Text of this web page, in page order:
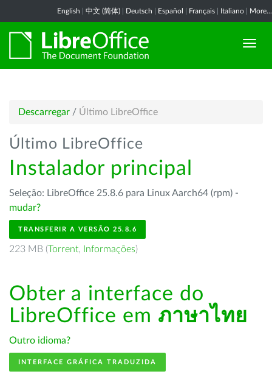
English 中文 (简体) Deutsch Español Français Italiano More...
Descarregar / Último LibreOffice
Último LibreOffice
Instalador principal
Seleção: LibreOffice 25.8.6 para Linux Aarch64 (rpm) -
mudar?
TRANSFERIR A VERSÃO 25.8.6
223 MB (Torrent, Informações)
Obter a interface do
LibreOffice em ภาษาไทย
Outro idioma?
INTERFACE GRÁFICA TRADUZIDA